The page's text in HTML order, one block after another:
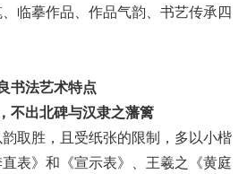
摹作品、作品气韵、书艺传承四
书法艺术特点
不出北碑与汉隶之藩篱
胜，且受纸张的限制，多以小楷
表》和《宣示表》、王羲之《黄庭